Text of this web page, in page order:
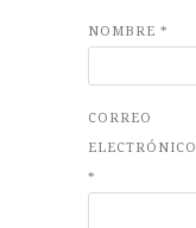
NOMBRE *
CORREO
ELECTRÓNICO
*